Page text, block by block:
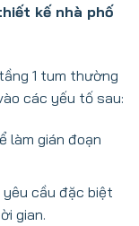
kế nhà phố
1 tum thường
các yếu tố sau:
làm gián đoạn
yêu cầu đặc biệt
gian.